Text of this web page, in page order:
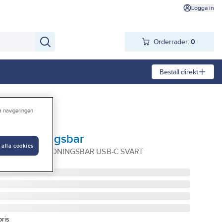
Logga in
Orderrader: 0
Beställ direkt
UPPLADDNINGSBAR USB-C SVART
navigeringen
alla cookies